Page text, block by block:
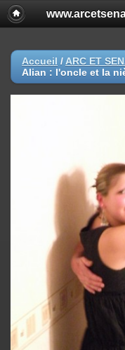
Accueil / ARC ET
Alian : l'oncle et la